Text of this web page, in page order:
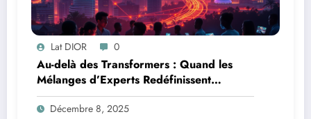
Lat DIOR 0
Au-delà des Transformers : Quand les
Mélanges d’Experts Redéfinissent
l’Efficacité de l’IA
Décembre 8, 2025